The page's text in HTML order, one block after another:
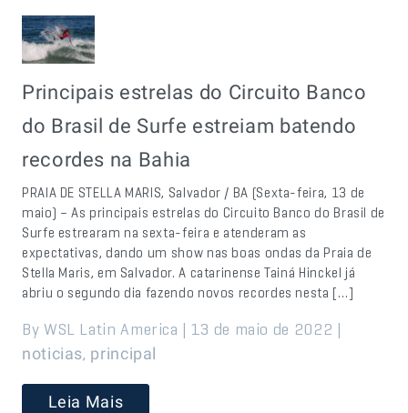
Principais estrelas do Circuito Banco
do Brasil de Surfe estreiam batendo
recordes na Bahia
PRAIA DE STELLA MARIS, Salvador / BA (Sexta-feira, 13 de
maio) – As principais estrelas do Circuito Banco do Brasil de
Surfe estrearam na sexta-feira e atenderam as
expectativas, dando um show nas boas ondas da Praia de
Stella Maris, em Salvador. A catarinense Tainá Hinckel já
abriu o segundo dia fazendo novos recordes nesta […]
By WSL Latin America | 13 de maio de 2022 |
noticias, principal
Leia Mais